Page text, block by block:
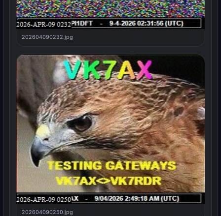
202604090232.jpg
202604090250.jpg